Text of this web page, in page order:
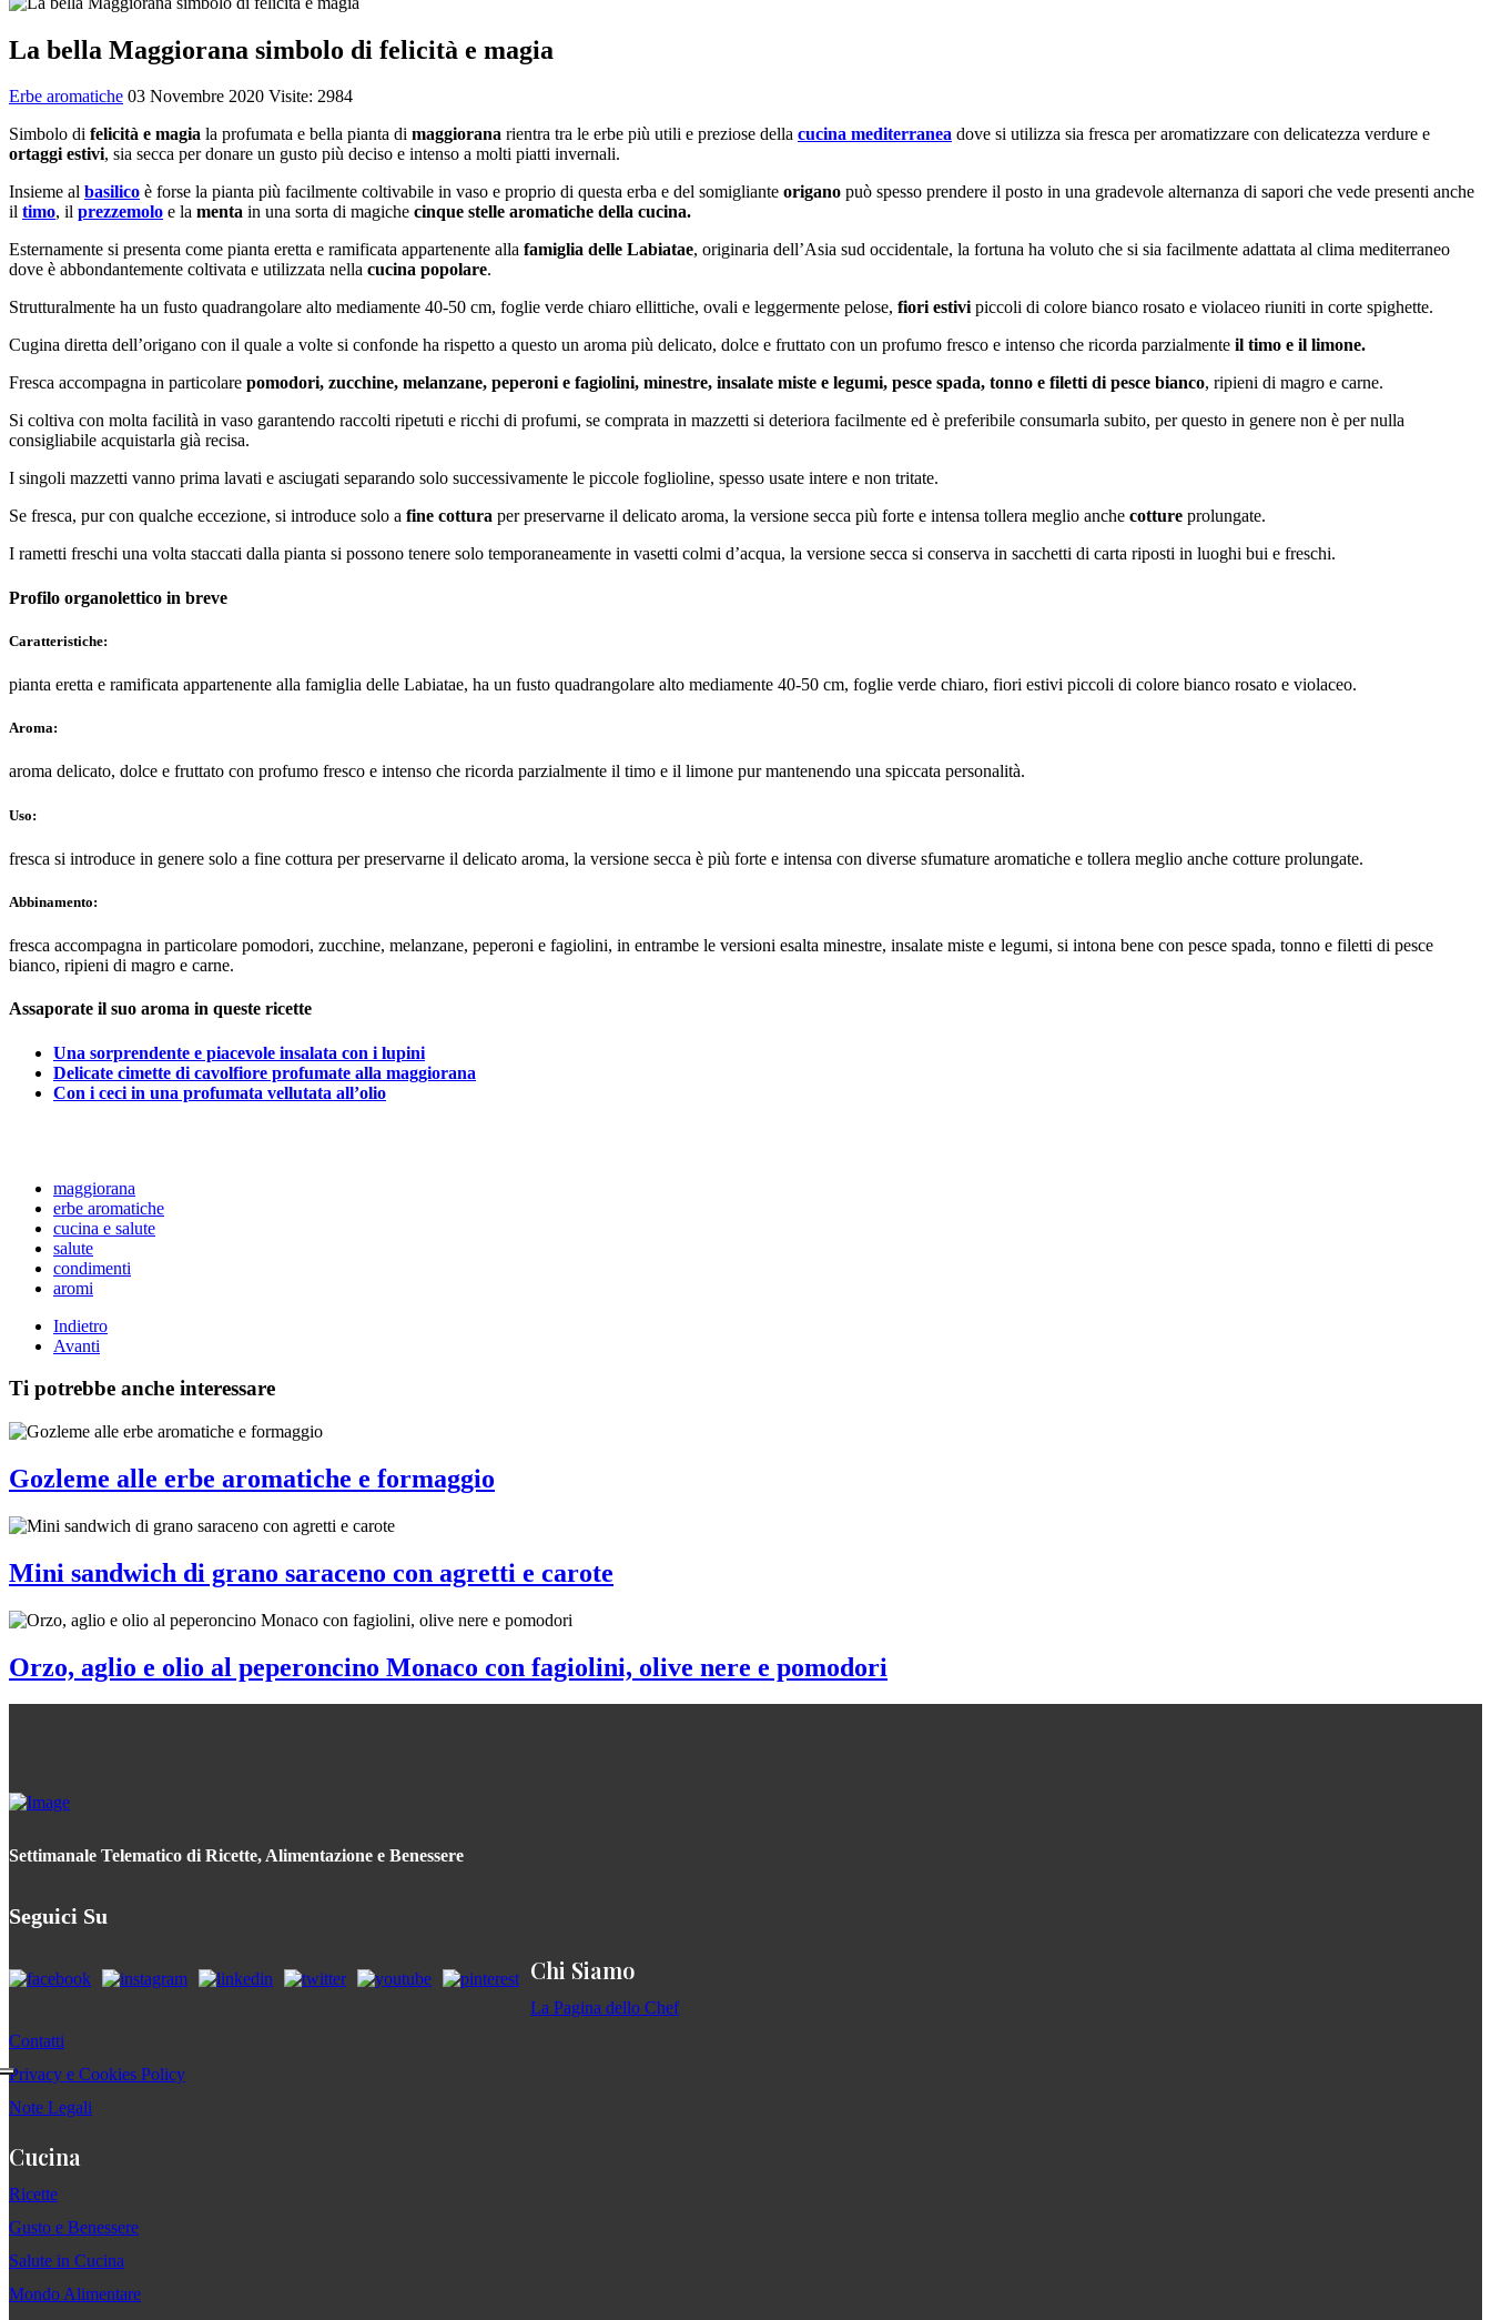
La bella Maggiorana simbolo di felicità e magia
Erbe aromatiche 03 Novembre 2020 Visite: 2984
Simbolo di felicità e magia la profumata e bella pianta di maggiorana rientra tra le erbe più utili e preziose della cucina mediterranea dove si utilizza sia fresca per aromatizzare con delicatezza verdure e
ortaggi estivi, sia secca per donare un gusto più deciso e intenso a molti piatti invernali.
Insieme al basilico è forse la pianta più facilmente coltivabile in vaso e proprio di questa erba e del somigliante origano può spesso prendere il posto in una gradevole alternanza di sapori che vede presenti anche
il timo, il prezzemolo e la menta in una sorta di magiche cinque stelle aromatiche della cucina.
Esternamente si presenta come pianta eretta e ramificata appartenente alla famiglia delle Labiatae, originaria dell’Asia sud occidentale, la fortuna ha voluto che si sia facilmente adattata al clima mediterraneo
dove è abbondantemente coltivata e utilizzata nella cucina popolare.
Strutturalmente ha un fusto quadrangolare alto mediamente 40-50 cm, foglie verde chiaro ellittiche, ovali e leggermente pelose, fiori estivipiccoli di colore bianco rosato e violaceo riuniti in corte spighette.
Cugina diretta dell’origano con il quale a volte si confonde ha rispetto a questo un aroma più delicato, dolce e fruttato con un profumo fresco e intenso che ricorda parzialmente il timo e il limone.
Fresca accompagna in particolare pomodori, zucchine, melanzane, peperoni e fagiolini, minestre, insalate miste e legumi, pesce spada, tonno e filetti di pesce bianco, ripieni di magro e carne.
Si coltiva con molta facilità in vaso garantendo raccolti ripetuti e ricchi di profumi, se comprata in mazzetti si deteriora facilmente ed è preferibile consumarla subito, per questo in genere non è per nulla
consigliabile acquistarla già recisa.
I singoli mazzetti vanno prima lavati e asciugati separando solo successivamente le piccole foglioline, spesso usate intere e non tritate.
Se fresca, pur con qualche eccezione, si introduce solo a fine cottura per preservarne il delicato aroma, la versione secca più forte e intensa tollera meglio anche cotture prolungate.
I rametti freschi una volta staccati dalla pianta si possono tenere solo temporaneamente in vasetti colmi d’acqua, la versione secca si conserva in sacchetti di carta riposti in luoghi bui e freschi.
Profilo organolettico in breve
Caratteristiche:
pianta eretta e ramificata appartenente alla famiglia delle Labiatae, ha un fusto quadrangolare alto mediamente 40-50 cm, foglie verde chiaro, fiori estivi piccoli di colore bianco rosato e violaceo.
Aroma:
aroma delicato, dolce e fruttato con profumo fresco e intenso che ricorda parzialmente il timo e il limone pur mantenendo una spiccata personalità.
Uso:
fresca si introduce in genere solo a fine cottura per preservarne il delicato aroma, la versione secca è più forte e intensa con diverse sfumature aromatiche e tollera meglio anche cotture prolungate.
Abbinamento:
fresca accompagna in particolare pomodori, zucchine, melanzane, peperoni e fagiolini, in entrambe le versioni esalta minestre, insalate miste e legumi, si intona bene con pesce spada, tonno e filetti di pesce
bianco, ripieni di magro e carne.
Assaporate il suo aroma in queste ricette
Una sorprendente e piacevole insalata con i lupini
Delicate cimette di cavolfiore profumate alla maggiorana
Con i ceci in una profumata vellutata all’olio
maggiorana
erbe aromatiche
cucina e salute
salute
condimenti
aromi
Indietro
Avanti
Ti potrebbe anche interessare
Gozleme alle erbe aromatiche e formaggio
Mini sandwich di grano saraceno con agretti e carote
Orzo, aglio e olio al peperoncino Monaco con fagiolini, olive nere e pomodori
Settimanale Telematico di Ricette, Alimentazione e Benessere
Seguici Su
Chi Siamo
La Pagina dello Chef
Contatti
Privacy e Cookies Policy
Note Legali
Cucina
Ricette
Gusto e Benessere
Salute in Cucina
Mondo Alimentare